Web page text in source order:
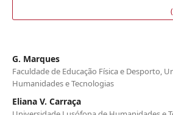
G. Marques
Faculdade de Educação Física e Desporto,
Humanidades e Tecnologias
Eliana V. Carraça